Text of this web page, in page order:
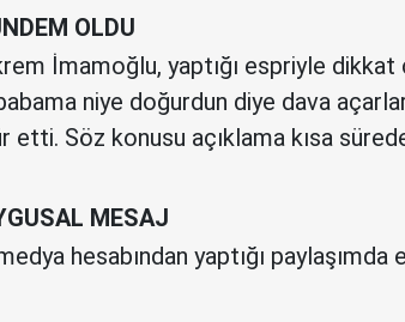
OLDU
İmamoğlu, yaptığı espriyle
niye doğurdun diye dava
etti. Söz konusu açıklama kısa
MESAJ
hesabından yaptığı paylaşımda